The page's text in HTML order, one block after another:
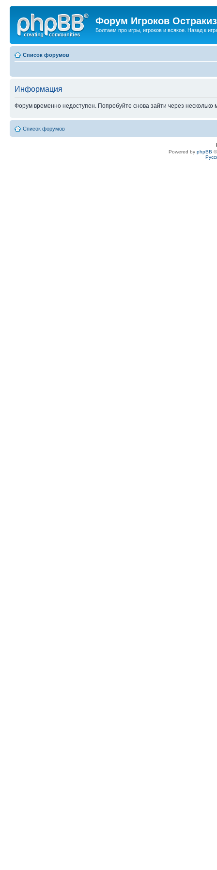
Форум Игроков
Болтаем про игры, игроков и всякое. Назад к
Список форумов
Информация
Форум временно недоступен. Попробуйте снова зайти через несколько
Список форумов
Powered by phpBB